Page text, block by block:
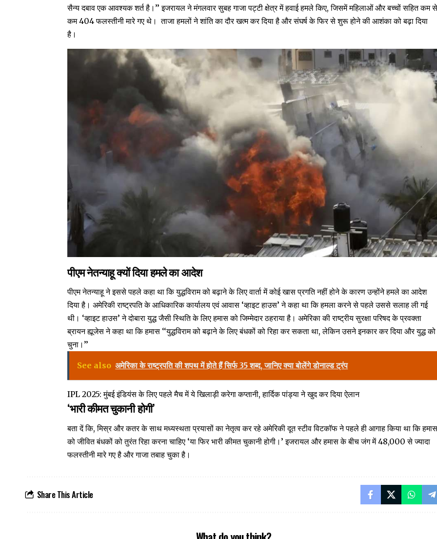
सैन्य दबाव एक आवश्यक शर्त है।’’ इजरायल ने मंगलवार सुबह गाजा पट्टी क्षेत्र में हवाई हमले किए, जिसमें महिलाओं और बच्चों सहित कम
कम 404 फलस्तीनी मारे गए थे। ताजा हमलों ने शांति का दौर खत्म कर दिया है और संघर्ष के फिर से शुरू होने की आशंका को बढ़ा दिया
है।
पीएम नेतन्याहू क्यों दिया हमले का आदेश
पीएम नेतन्याहू ने इससे पहले कहा था कि युद्धविराम को बढ़ाने के लिए वार्ता में कोई खास प्रगति नहीं होने के कारण उन्होंने हमले का आदेश
दिया है। अमेरिकी राष्ट्रपति के आधिकारिक कार्यालय एवं आवास ‘व्हाइट हाउस’ ने कहा था कि हमला करने से पहले उससे सलाह ली गई
थी। ‘व्हाइट हाउस’ ने दोबारा युद्ध जैसी स्थिति के लिए हमास को जिम्मेदार ठहराया है। अमेरिका की राष्ट्रीय सुरक्षा परिषद के प्रवक्ता
ब्रायन ह्यूजेस ने कहा था कि हमास ‘‘युद्धविराम को बढ़ाने के लिए बंधकों को रिहा कर सकता था, लेकिन उसने इनकार कर दिया और युद्ध को
चुना।’’
See also अमेरिका के राष्ट्रपति की शपथ में होते हैं सिर्फ 35 शब्द, जानिए क्या बोलेंगे डोनाल्ड ट्रंप
IPL 2025: मुंबई इंडियंस के लिए पहले मैच में ये खिलाड़ी करेगा कप्तानी, हार्दिक पांड्या ने खुद कर दिया ऐलान
‘भारी कीमत चुकानी होगी’
बता दें कि, मिस्र और कतर के साथ मध्यस्थता प्रयासों का नेतृत्व कर रहे अमेरिकी दूत स्टीव विटकॉफ ने पहले ही आगाह किया था कि
को जीवित बंधकों को तुरंत रिहा करना चाहिए ‘या फिर भारी कीमत चुकानी होगी।’ इजरायल और हमास के बीच जंग में 48,000 से ज्यादा
फलस्तीनी मारे गए है और गाजा तबाह चुका है।
Share This Article